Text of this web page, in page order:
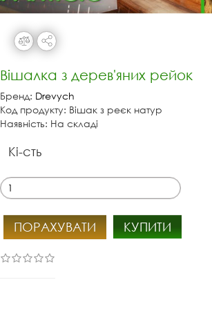
Вішалка з дерев'яних рейок
Бренд: Drevych
Код продукту: Вішак з реєк натур
Наявність: На складі
Кі-сть
ПОРАХУВАТИ КУПИТИ